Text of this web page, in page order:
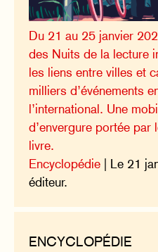
Du 21 au 25 janvier
des Nuits de la lecture
les liens entre villes et
milliers d’événements
l’international. Une
d’envergure portée par
livre.
Encyclopédie | Le 21
éditeur.
ENCYCLOPÉDIE